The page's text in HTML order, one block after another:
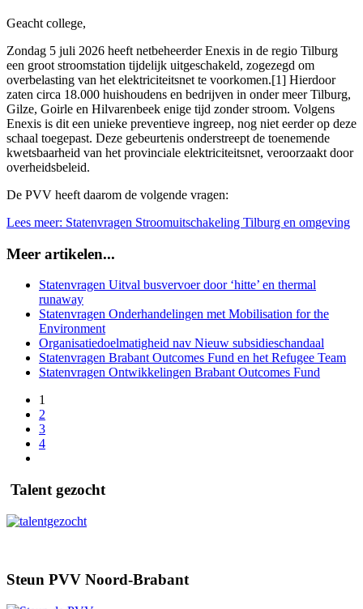
Geacht college,
Zondag 5 juli 2026 heeft netbeheerder Enexis in de regio Tilburg
een groot stroomstation tijdelijk uitgeschakeld, zogezegd om
overbelasting van het elektriciteitsnet te voorkomen.[1] Hierdoor
zaten circa 18.000 huishoudens en bedrijven in onder meer Tilburg,
Gilze, Goirle en Hilvarenbeek enige tijd zonder stroom. Volgens
Enexis is dit een unieke preventieve ingreep, nog niet eerder op deze
schaal toegepast. Deze gebeurtenis onderstreept de toenemende
kwetsbaarheid van het provinciale elektriciteitsnet, veroorzaakt door
overheidsbeleid.
De PVV heeft daarom de volgende vragen:
Lees meer: Statenvragen Stroomuitschakeling Tilburg en omgeving
Meer artikelen...
Statenvragen Uitval busvervoer door ‘hitte’ en thermal
runaway
Statenvragen Onderhandelingen met Mobilisation for the
Environment
Organisatiedoelmatigheid nav Nieuw subsidieschandaal
Statenvragen Brabant Outcomes Fund en het Refugee Team
Statenvragen Ontwikkelingen Brabant Outcomes Fund
1
2
3
4
Talent gezocht
Steun PVV Noord-Brabant